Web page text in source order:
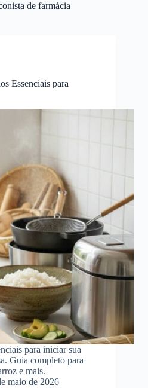
de farmácia
Essenciais para
para iniciar sua
Guia completo para
e mais.
maio de 2026